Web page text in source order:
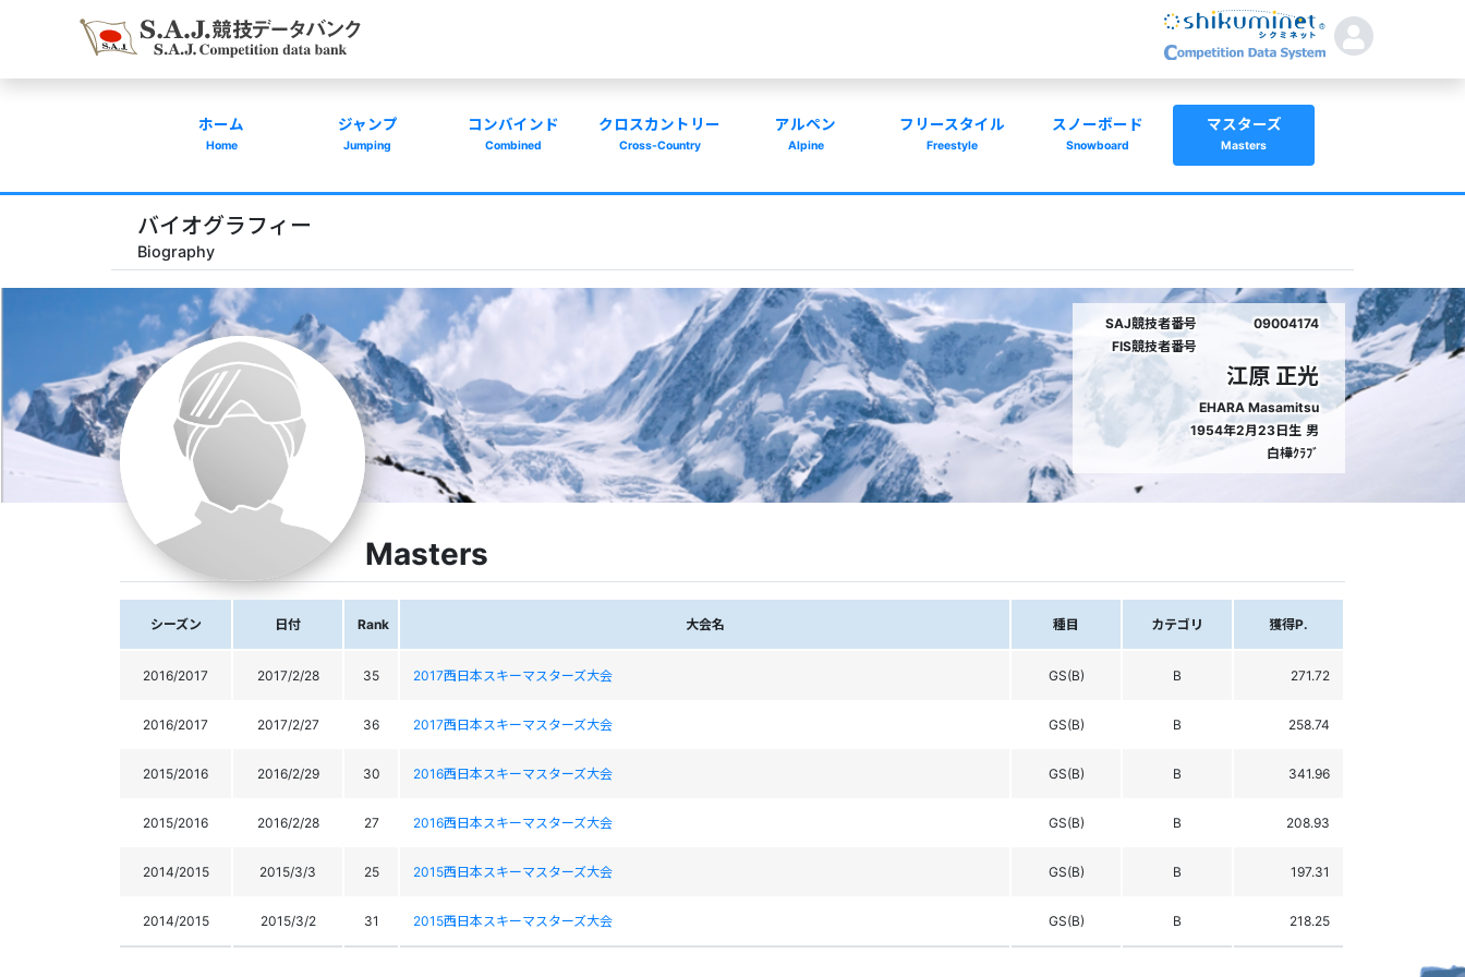
ホーム
Home
ジャンプ
Jumping
コンバインド
Combined
クロスカントリー
Cross-Country
アルペン
Alpine
フリースタイル
Freestyle
スノーボード
Snowboard
マスターズ
Masters
バイオグラフィー
Biography
SAJ競技者番号
09004174
FIS競技者番号
江原 正光
EHARA Masamitsu
1954年2月23日生 男
白樺ｸﾗﾌﾞ
Masters
シーズン 日付 Rank 大会名 種目 カテゴリ 獲得P.
2016/2017 2017/2/28 35 2017西日本スキーマスターズ大会 GS(B) B 271.72
2016/2017 2017/2/27 36 2017西日本スキーマスターズ大会 GS(B) B 258.74
2015/2016 2016/2/29 30 2016西日本スキーマスターズ大会 GS(B) B 341.96
2015/2016 2016/2/28 27 2016西日本スキーマスターズ大会 GS(B) B 208.93
2014/2015 2015/3/3 25 2015西日本スキーマスターズ大会 GS(B) B 197.31
2014/2015 2015/3/2 31 2015西日本スキーマスターズ大会 GS(B) B 218.25